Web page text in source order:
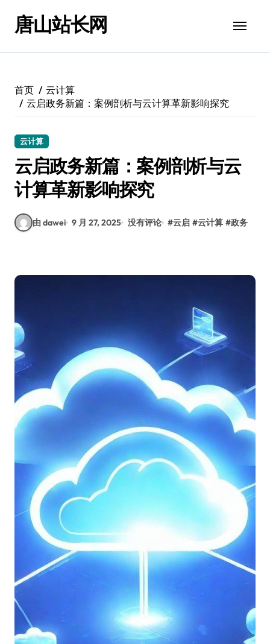
唐山站长网
首页
云计算
云启政务新篇：案例剖析与云计算革新影响探究
云计算
云启政务新篇：案例剖析与云
计算革新影响探究
由 dawei 9 月 27, 2025 没有评论 #云启 #云计算 #政务